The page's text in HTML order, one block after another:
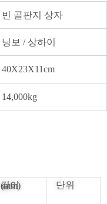
빈 골판지 상자
닝보 / 상하이
40X23X11cm
14,000kg
길이(mm) 단위